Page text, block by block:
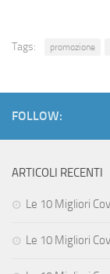
Tags: promozione
FOLLOW:
ARTICOLI RECENTI
Le 10 Migliori
Le 10 Migliori